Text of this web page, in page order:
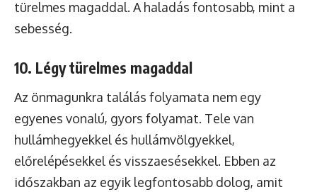
türelmes magaddal. A haladás fontosabb, mint a
sebesség.
10. Légy türelmes magaddal
Az önmagunkra találás folyamata nem egy
egyenes vonalú, gyors folyamat. Tele van
hullámhegyekkel és hullámvölgyekkel,
előrelépésekkel és visszaesésekkel. Ebben az
időszakban az egyik legfontosabb dolog, amit